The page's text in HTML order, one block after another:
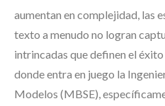
aumentan en complejidad, las
texto a menudo no logran
intrincadas que definen el
donde entra en juego la
Modelos (MBSE),